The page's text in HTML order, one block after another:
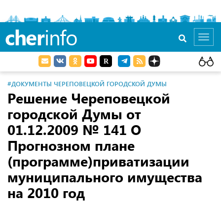
cherinfo
#ДОКУМЕНТЫ ЧЕРЕПОВЕЦКОЙ ГОРОДСКОЙ ДУМЫ
Решение Череповецкой
городской Думы от
01.12.2009 № 141 О
Прогнозном плане
(программе)приватизации
муниципального имущества
на 2010 год